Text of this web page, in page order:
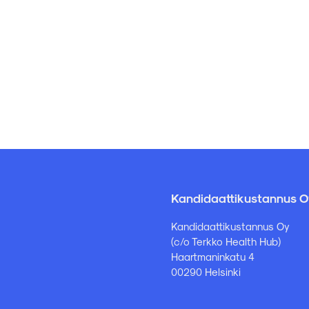
Kandidaattikustannus
Kandidaattikustannus Oy
(c/o Terkko Health Hub)
Haartmaninkatu 4
00290 Helsinki